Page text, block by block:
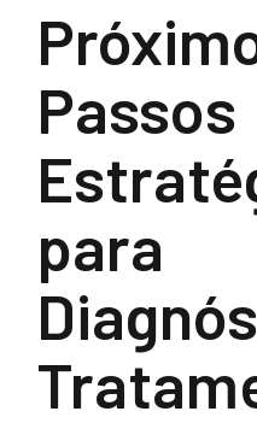
Passos
para